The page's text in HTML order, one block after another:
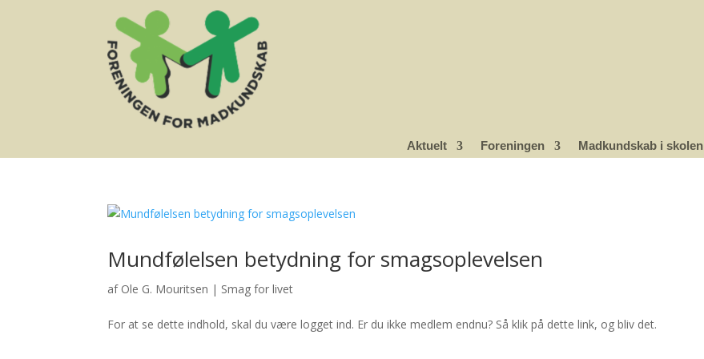
Aktuelt Foreningen Madkundskab i skolen
Mundfølelsen betydning for smagsoplevelsen
af Ole G. Mouritsen | Smag for livet
For at se dette indhold, skal du være logget ind. Er du ikke medlem endnu? Så klik på dette link, og bliv det.